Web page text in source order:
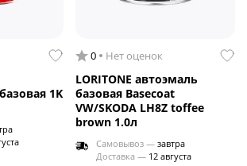
1K
0 Нет оценок
LORITONE автоэмаль
базовая Basecoat
VW/SKODA LH8Z toffee
brown 1.0л
Самовывоз — завтра
Доставка — 12 августа